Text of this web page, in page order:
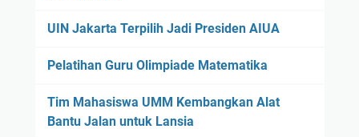
UIN Jakarta Terpilih Jadi Presiden AIUA
Pelatihan Guru Olimpiade Matematika
Tim Mahasiswa UMM Kembangkan Alat
Bantu Jalan untuk Lansia